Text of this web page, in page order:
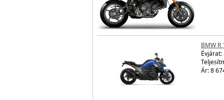
BMW R
Évjárat:
Ár: 8